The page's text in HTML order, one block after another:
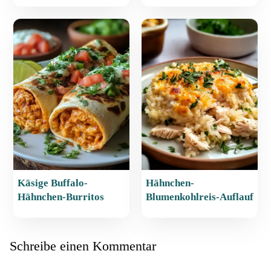
Käsige Buffalo-
Hähnchen-Burritos
Hähnchen-
Blumenkohlreis-Auflauf
Schreibe einen Kommentar